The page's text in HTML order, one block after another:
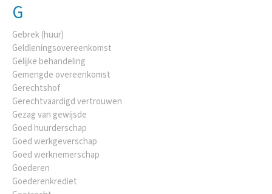
G
Gebrek (huur)
Geldleningsovereenkomst
Gelijke behandeling
Gemengde overeenkomst
Gerechtshof
Gerechtvaardigd vertrouwen
Gezag van gewijsde
Goed huurderschap
Goed werkgeverschap
Goed werknemerschap
Goederen
Goederenkrediet